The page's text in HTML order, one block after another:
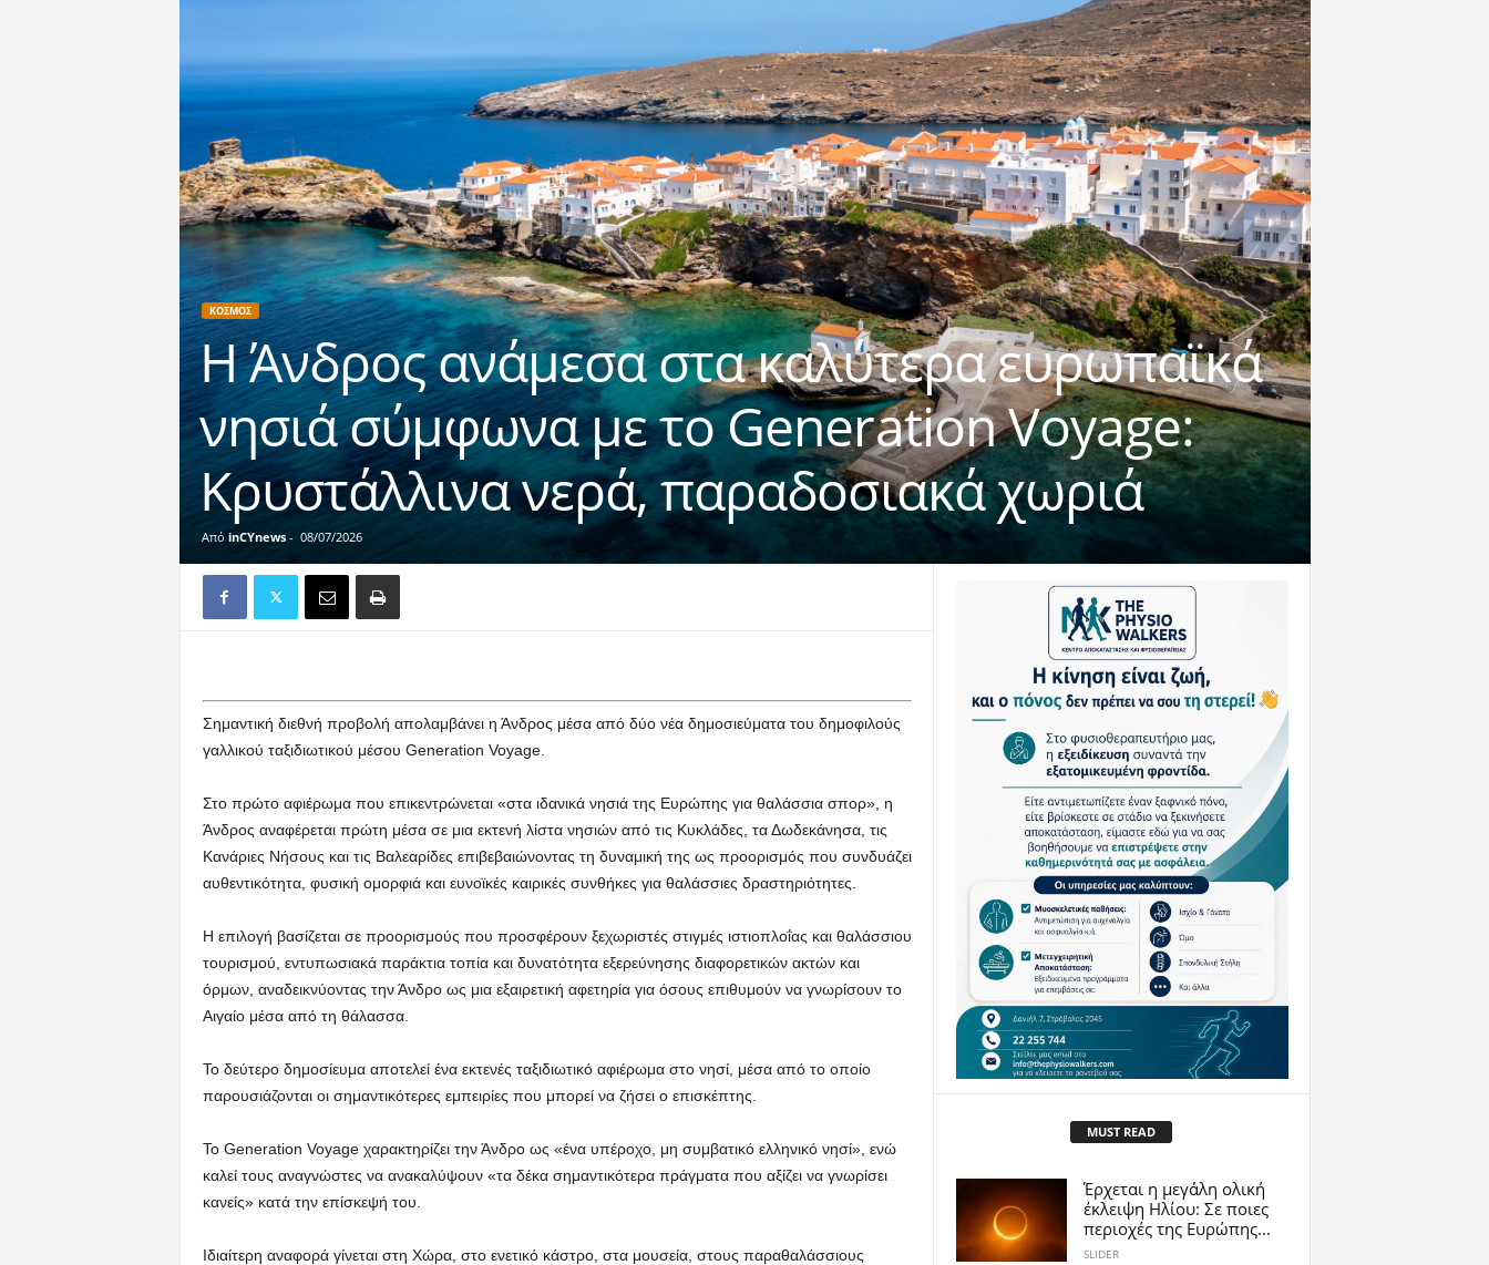
ΚΟΣΜΟΣ
Η Άνδρος ανάμεσα στα καλύτερα ευρωπαϊκά
νησιά σύμφωνα με το Generation Voyage:
Kρυστάλλινα νερά, παραδοσιακά χωριά
Από inCYnews- 08/07/2026
Σημαντική διεθνή προβολή απολαμβάνει η Άνδρος μέσα από δύο νέα δημοσιεύματα του δημοφιλούς
γαλλικού ταξιδιωτικού μέσου Generation Voyage.
Στο πρώτο αφιέρωμα που επικεντρώνεται «στα ιδανικά νησιά της Ευρώπης για θαλάσσια σπορ», η
Άνδρος αναφέρεται πρώτη μέσα σε μια εκτενή λίστα νησιών από τις Κυκλάδες, τα Δωδεκάνησα, τις
Κανάριες Νήσους και τις Βαλεαρίδες επιβεβαιώνοντας τη δυναμική της ως προορισμός που συνδυάζει
αυθεντικότητα, φυσική ομορφιά και ευνοϊκές καιρικές συνθήκες για θαλάσσιες δραστηριότητες.
Η επιλογή βασίζεται σε προορισμούς που προσφέρουν ξεχωριστές στιγμές ιστιοπλοΐας και θαλάσσιου
τουρισμού, εντυπωσιακά παράκτια τοπία και δυνατότητα εξερεύνησης διαφορετικών ακτών και
όρμων, αναδεικνύοντας την Άνδρο ως μια εξαιρετική αφετηρία για όσους επιθυμούν να γνωρίσουν το
Αιγαίο μέσα από τη θάλασσα.
Το δεύτερο δημοσίευμα αποτελεί ένα εκτενές ταξιδιωτικό αφιέρωμα στο νησί, μέσα από το οποίο
παρουσιάζονται οι σημαντικότερες εμπειρίες που μπορεί να ζήσει ο επισκέπτης.
Το Generation Voyage χαρακτηρίζει την Άνδρο ως «ένα υπέροχο, μη συμβατικό ελληνικό νησί», ενώ
καλεί τους αναγνώστες να ανακαλύψουν «τα δέκα σημαντικότερα πράγματα που αξίζει να γνωρίσει
κανείς» κατά την επίσκεψή του.
Ιδιαίτερη αναφορά γίνεται στη Χώρα, στο ενετικό κάστρο, στα μουσεία, στους παραθαλάσσιους
MUST READ
Έρχεται η μεγάλη ολική
έκλειψη Ηλίου: Σε ποιες
περιοχές της Ευρώπης...
SLIDER